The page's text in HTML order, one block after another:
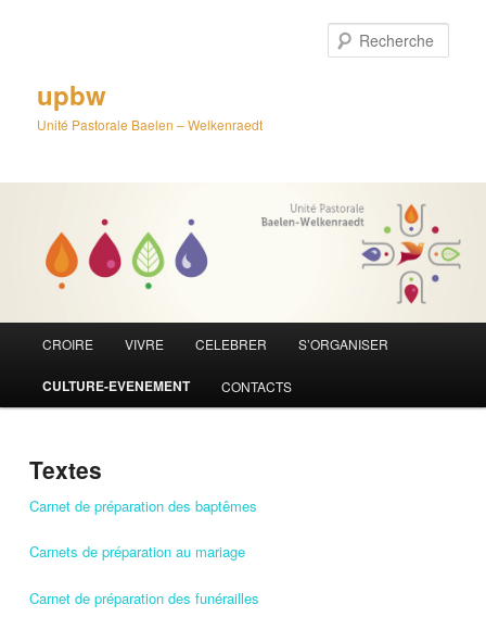
upbw
Unité Pastorale Baelen – Welkenraedt
principal
CROIRE VIVRE CELEBRER S’ORGANISER
CULTURE-EVENEMENT CONTACTS
Textes
Carnet de préparation des baptêmes
Carnets de préparation au mariage
Carnet de préparation des funérailles